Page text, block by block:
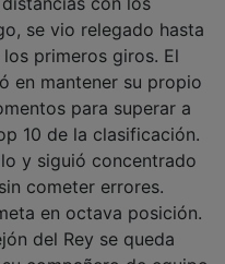
se vio relegado hasta
primeros giros. El
mantener su propio
para superar a
10 de la clasificación.
y siguió concentrado
cometer errores.
en octava posición.
del Rey se queda
compañero de equipo